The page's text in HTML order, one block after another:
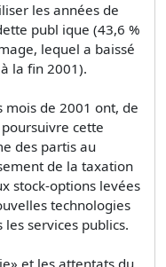
les années de
publ ique (43,6 %
lequel a baissé
la fin 2001).
mois de 2001 ont, de
cette
des partis au
de la taxation
stock-options levées
technologies
services publics.